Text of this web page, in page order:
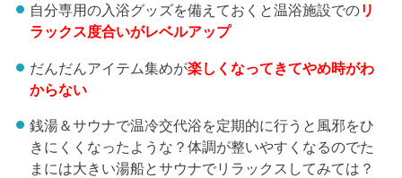
自分専用の入浴グッズを備えておくと温浴施設でのリ
ラックス度合いがレベルアップ
だんだんアイテム集めが楽しくなってきてやめ時がわ
からない
銭湯＆サウナで温冷交代浴を定期的に行うと風邪をひ
きにくくなったような？体調が整いやすくなるのでた
まには大きい湯船とサウナでリラックスしてみては？